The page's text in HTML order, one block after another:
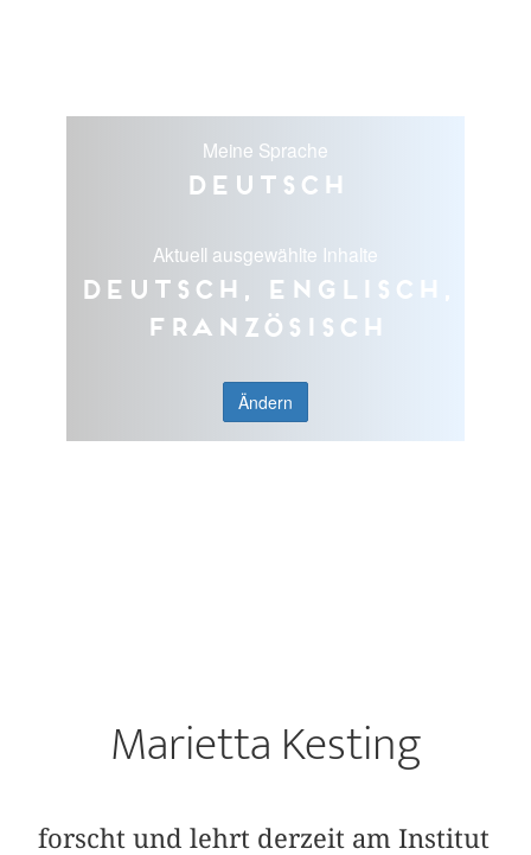
Meine Sprache
Deutsch
Aktuell ausgewählte Inhalte
Deutsch, Englisch,
Französisch
Ändern
Marietta Kesting
forscht und lehrt derzeit am Institut